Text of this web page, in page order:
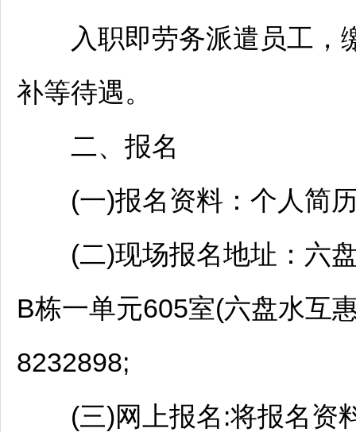
入职即劳务派遣员工，
补等待遇。
二、报名
(一)报名资料：个人简历
(二)现场报名地址： 六
B栋一单元605室(六盘水互
8232898;
(三)网上报名:将报名资